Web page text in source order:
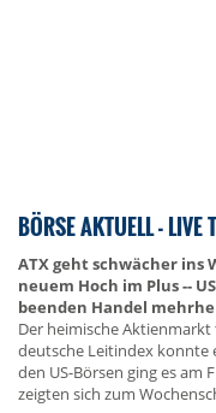
BÖRSE AKTUELL - LIVE
ATX geht schwächer ins
neuem Hoch im Plus --
beenden Handel
Der heimische
deutsche Leitindex konnte
den US-Börsen ging es am
zeigten sich zum